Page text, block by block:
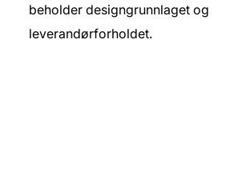
beholder designgrunnlaget og
leverandørforholdet.